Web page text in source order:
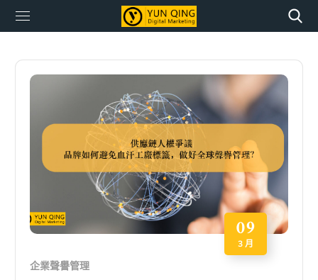
09
3 月
企業聲譽管理